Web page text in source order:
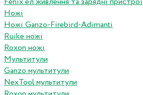
Ножі
Ножі Ganzo-Firebird-Adimanti
Ruike ножі
Roxon ножi
Мультитули
Ganzo мультитули
NexTool мультитули